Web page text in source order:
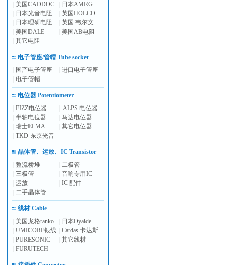
|美国CADDOC
日本AMRG
日本光音电阻 |英国HOLCO
日本理研电阻 |英国 韦尔文
|美国DALE |美国AB电阻
|其它电阻
电子管座/管帽 Tube socket
国产电子管座 |进口电子管座
电子管帽
电位器 Potentiometer
|EIZZ电位器
ALPS 电位器
|半轴电位器 |马达电位器
|瑞士ELMA |其它电位器
|TKD 东京光音
晶体管、运放、IC Transistor
|整流桥堆 |二极管
|三极管 |音响专用IC
|运放 |IC 配件
|二手晶体管
线材 Cable
|美国龙格ranko
日本Oyaide
|UMICORE银线 |Cardas 卡达斯
|PURESONIC |其它线材
|FURUTECH